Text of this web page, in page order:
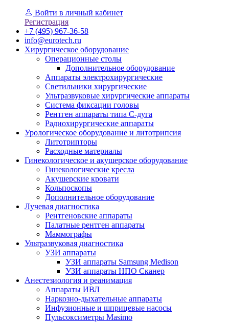
Войти в личный кабинет
Регистрация
+7 (495) 967-36-58
info@eurotech.ru
Хирургическое оборудование
Операционные столы
Дополнительное оборудование
Аппараты электрохирургические
Светильники хирургические
Ультразвуковые хирургические аппараты
Система фиксации головы
Рентген аппараты типа С-дуга
Радиохирургические аппараты
Урологическое оборудование и литотрипсия
Литотрипторы
Расходные материалы
Гинекологическое и акушерское оборудование
Гинекологические кресла
Акушерские кровати
Кольпоскопы
Дополнительное оборудование
Лучевая диагностика
Рентгеновские аппараты
Палатные рентген аппараты
Маммографы
Ультразвуковая диагностика
УЗИ аппараты
УЗИ аппараты Samsung Medison
УЗИ аппараты НПО Сканер
Анестезиология и реанимация
Аппараты ИВЛ
Наркозно-дыхательные аппараты
Инфузионные и шприцевые насосы
Пульсоксиметры Masimo